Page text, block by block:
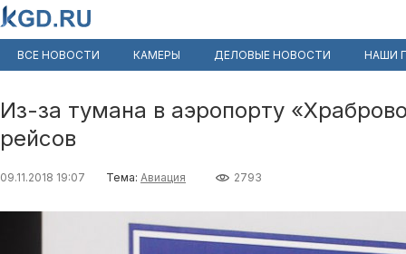
ВСЕ НОВОСТИ КАМЕРЫ ДЕЛОВЫЕ НОВОСТИ НАШИ
Из-за тумана в аэропорту
рейсов
09.11.2018 19:07 Тема: Авиация 2793